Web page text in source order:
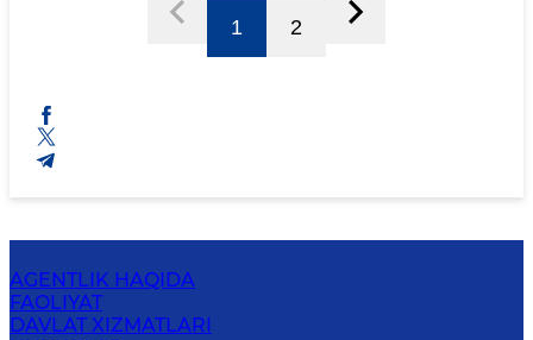
1 2
AGENTLIK HAQIDA
FAOLIYAT
DAVLAT XIZMATLARI